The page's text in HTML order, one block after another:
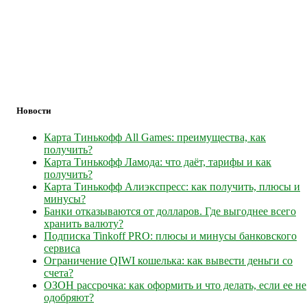
Новости
Карта Тинькофф All Games: преимущества, как
получить?
Карта Тинькофф Ламода: что даёт, тарифы и как
получить?
Карта Тинькофф Алиэкспресс: как получить, плюсы и
минусы?
Банки отказываются от долларов. Где выгоднее всего
хранить валюту?
Подписка Tinkoff PRO: плюсы и минусы банковского
сервиса
Ограничение QIWI кошелька: как вывести деньги со
счета?
ОЗОН рассрочка: как оформить и что делать, если ее не
одобряют?